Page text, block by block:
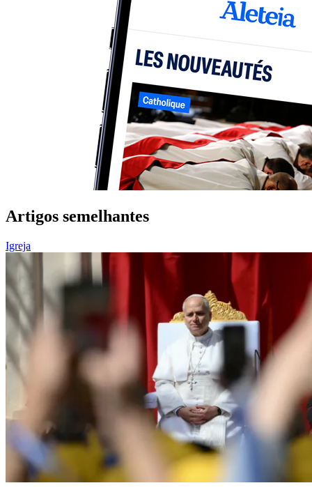
Artigos semelhantes
Igreja